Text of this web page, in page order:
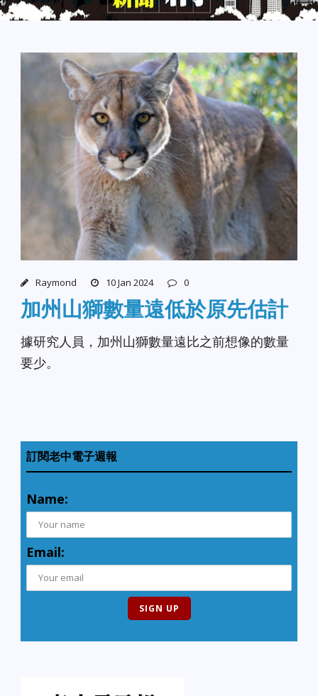
Raymond 10 Jan 2024 0
加州山獅數量遠低於原先估計
據研究人員，加州山獅數量遠比之前想像的數量
要少。
訂閱老中電子週報
Name:
Email: